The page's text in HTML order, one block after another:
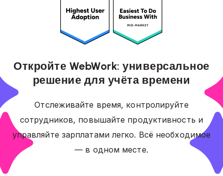
Откройте WebWork: универсальное
решение для учёта времени
Отслеживайте время, контролируйте
сотрудников, повышайте продуктивность и
управляйте зарплатами легко. Всё необходимое
— в одном месте.